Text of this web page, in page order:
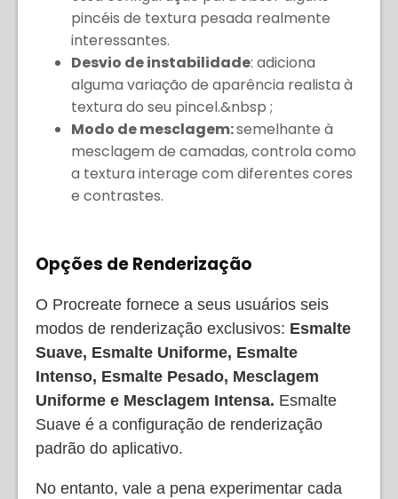
pincéis de textura pesada realmente
interessantes.
Desvio de instabilidade: adiciona
alguma variação de aparência realista à
textura do seu pincel.&nbsp ;
Modo de mesclagem:semelhante à
mesclagem de camadas, controla como
a textura interage com diferentes cores
e contrastes.
Opções de Renderização
O Procreate fornece a seus usuários seis
modos de renderização exclusivos: Esmalte
Suave, Esmalte Uniforme, Esmalte
Intenso, Esmalte Pesado, Mesclagem
Uniforme e Mesclagem Intensa. Esmalte
Suave é a configuração de renderização
padrão do aplicativo.
No entanto, vale a pena experimentar cada